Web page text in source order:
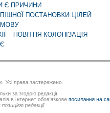
Є ПРИЧИНИ
ПОСТАНОВКИ ЦІЛЕЙ
– НОВІТНЯ КОЛОНІЗАЦІЯ
права застережено.
за згодою редакції.
в Інтернет обов’язкове посилання на
редакції